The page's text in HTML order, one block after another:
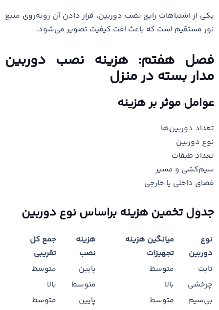
یکی از اشتباهات رایج نصب دوربین، قرار دادن آن روبه‌روی منبع
نور مستقیم است که باعث افت کیفیت تصویر می‌شود.
فصل هفتم: هزینه نصب دوربین
مدار بسته در منزل
عوامل موثر بر هزینه
تعداد دوربین‌ها
نوع دوربین
تعداد طبقات
سیم‌کشی و مسیر
فضای داخلی یا خارجی
جدول تخمین هزینه براساس نوع دوربین
نوع
دوربین
میانگین هزینه
تجهیزات
هزینه
نصب
جمع کل
تقریبی
ثابت
متوسط پایین
متوسط
چرخشی
بالا متوسط
بالا
بی‌سیم
متوسط پایین
متوسط